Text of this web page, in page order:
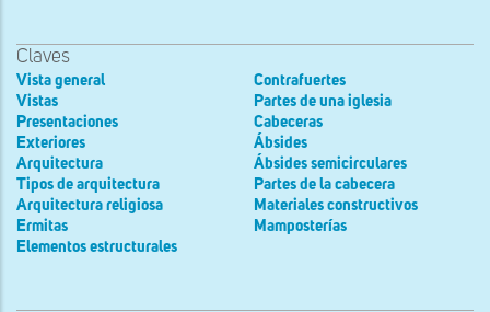
Claves
Vista general
Vistas
Presentaciones
Exteriores
Arquitectura
Tipos de arquitectura
Arquitectura religiosa
Ermitas
Elementos estructurales
Contrafuertes
Partes de una iglesia
Cabeceras
Ábsides
Ábsides semicirculares
Partes de la cabecera
Materiales constructivos
Mamposterías